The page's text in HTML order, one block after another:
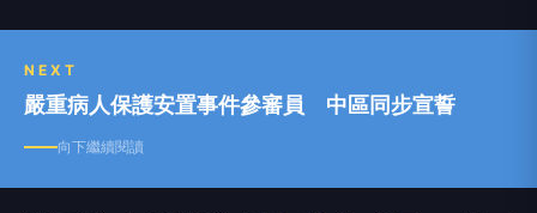
NEXT
嚴重病人保護安置事件參審員 中區同步宣誓
向下繼續閱讀